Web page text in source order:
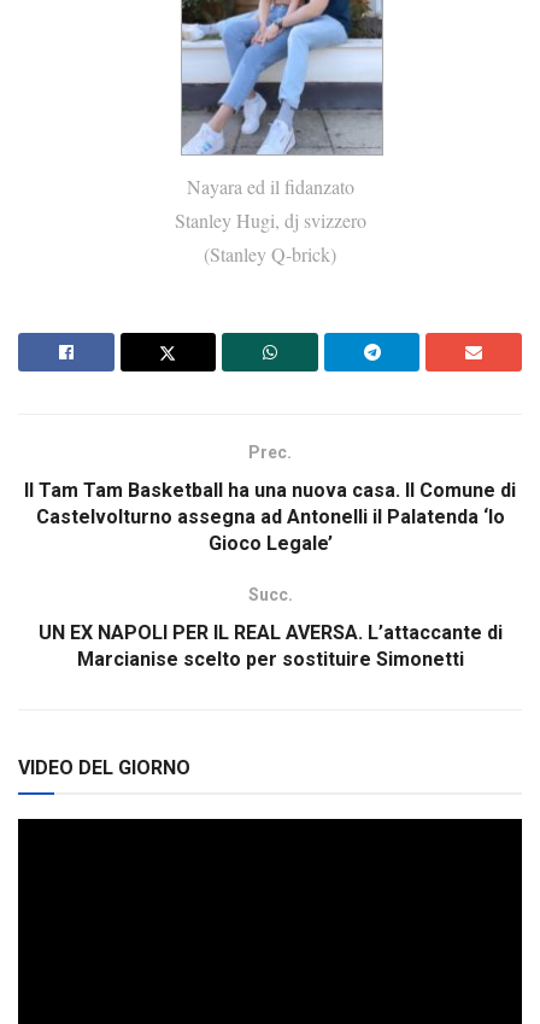
Nayara ed il fidanzato
Stanley Hugi, dj svizzero
(Stanley Q-brick)
Prec.
Il Tam Tam Basketball ha una nuova casa. Il Comune di
Castelvolturno assegna ad Antonelli il Palatenda ‘Io
Gioco Legale’
Succ.
UN EX NAPOLI PER IL REAL AVERSA. L’attaccante di
Marcianise scelto per sostituire Simonetti
VIDEO DEL GIORNO